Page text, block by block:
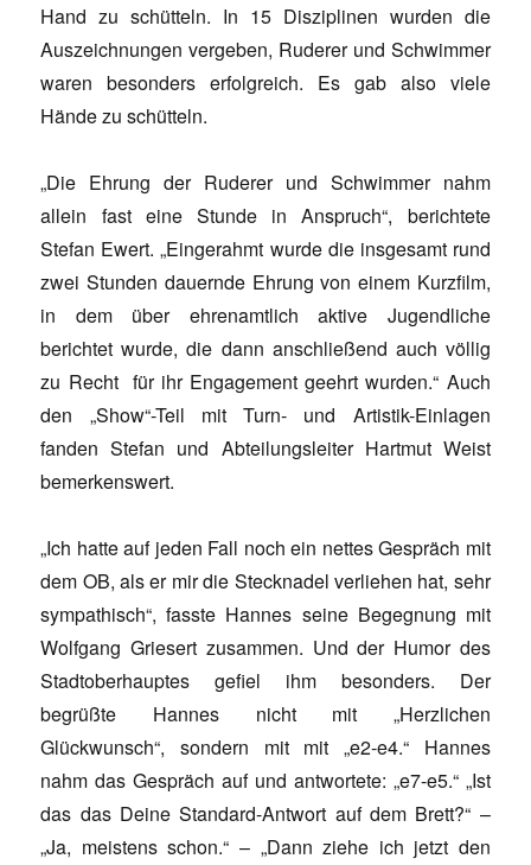
Hand zu schütteln. In 15 Disziplinen wurden die
Auszeichnungen vergeben, Ruderer und Schwimmer
waren besonders erfolgreich. Es gab also viele
Hände zu schütteln.
„Die Ehrung der Ruderer und Schwimmer nahm
allein fast eine Stunde in Anspruch“, berichtete
Stefan Ewert. „Eingerahmt wurde die insgesamt rund
zwei Stunden dauernde Ehrung von einem Kurzfilm,
in dem über ehrenamtlich aktive Jugendliche
berichtet wurde, die dann anschließend auch völlig
zu Recht für ihr Engagement geehrt wurden.“ Auch
den „Show“-Teil mit Turn- und Artistik-Einlagen
fanden Stefan und Abteilungsleiter Hartmut Weist
bemerkenswert.
„Ich hatte auf jeden Fall noch ein nettes Gespräch mit
dem OB, als er mir die Stecknadel verliehen hat, sehr
sympathisch“, fasste Hannes seine Begegnung mit
Wolfgang Griesert zusammen. Und der Humor des
Stadtoberhauptes gefiel ihm besonders. Der
begrüßte Hannes nicht mit „Herzlichen
Glückwunsch“, sondern mit mit „e2-e4.“ Hannes
nahm das Gespräch auf und antwortete: „e7-e5.“ „Ist
das das Deine Standard-Antwort auf dem Brett?“ –
„Ja, meistens schon.“ – „Dann ziehe ich jetzt den